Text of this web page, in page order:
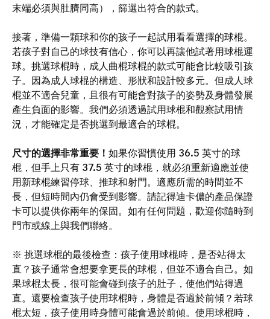
末端必須與肚臍同高），篩選出符合的款式。
接著，準備一顆球和你的孩子一起試用看看選擇的球棍。
若孩子對自己的球技有信心，你可以再讓他試著用球棍運
球。挑選球棍時，成人曲棍球棍的款式可能會比較吸引孩
子。因為成人球棍的構造、形狀和設計較多元。但成人球
棍並不適合兒童，且很有可能會對孩子的姿勢及身體發展
產生負面的影響。我們必須透過試用球棍和觀察試用情
況，才能確定是否挑選到最適合的球棍。
尺寸的選擇非常重要！ 如果你習慣使用 36.5 英寸的球
棍，但手上只有 37.5 英寸的球棍，就必須重新適應並使
用新球棍練習停球、推球和射門。適應所需的時間並不
長，但短時間內仍會受到影響。請記得迪卡儂的產品保證
卡可以提供你兩年的保固。如有任何問題，歡迎你隨時到
門市或線上與我們聯絡。
※ 挑選球棍的最後檢查：孩子使用球棍時，是否站得太
直？孩子通常會想要拿更長的球棍，但並不適合自己。如
果球棍太長，很可能會碰到孩子的肚子，使他們站得過
直。還要檢查孩子使用球棍時，身體是否過於前傾？若球
棍太短，孩子使用時身體可能會過於前傾。使用球棍時，